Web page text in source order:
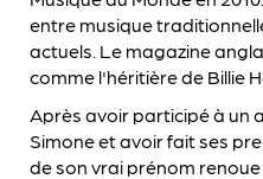
entre musique
actuels. Le magazine
comme l'héritière de Billie
Après avoir participé à un
Simone et avoir fait ses
de son vrai prénom renoue